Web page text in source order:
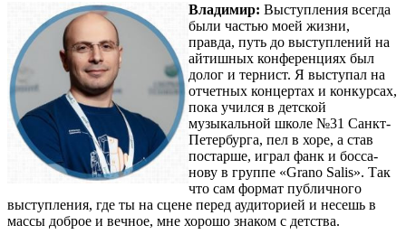
Владимир: Выступления всегда
были частью моей жизни,
правда, путь до выступлений на
айтишных конференциях был
долог и тернист. Я выступал на
отчетных концертах и конкурсах,
пока учился в детской
музыкальной школе №31 Санкт-
Петербурга, пел в хоре, а став
постарше, играл фанк и босса-
нову в группе «Grano Salis». Так
что сам формат публичного
выступления, где ты на сцене перед аудиторией и несешь в
массы доброе и вечное, мне хорошо знаком с детства.